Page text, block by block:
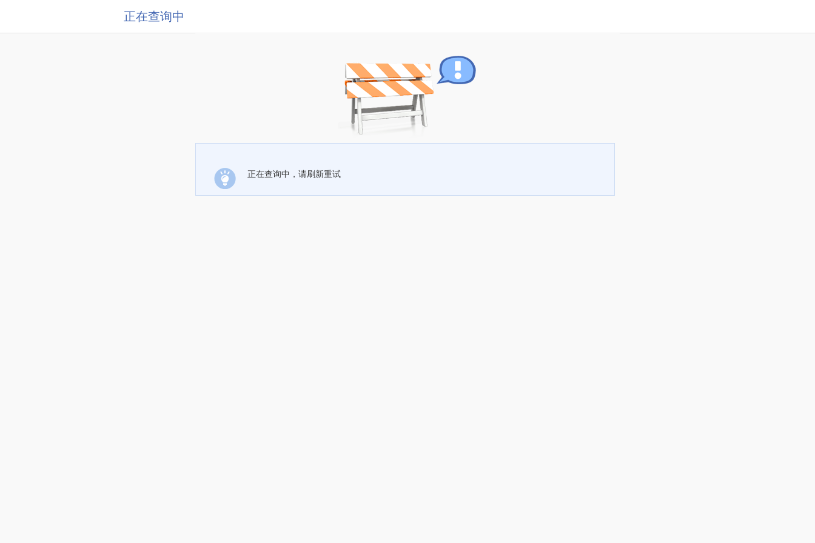
正在查询中
正在查询中，请刷新重试